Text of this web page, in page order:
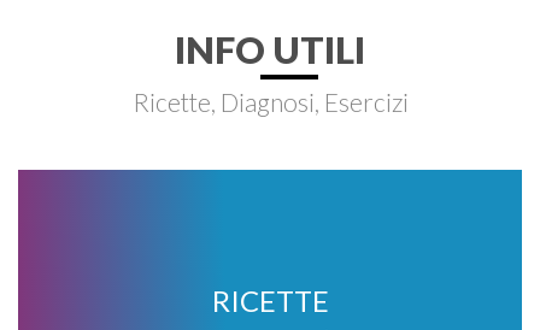
INFO UTILI
Ricette, Diagnosi, Esercizi
RICETTE